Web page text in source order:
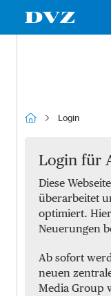
Login
Login für
Diese
überarbeitet
optimiert.
Neuerungen
Ab sofort
neuen
Media Group